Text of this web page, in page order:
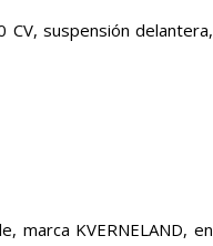
CV, suspensión delantera,
marca KVERNELAND, en